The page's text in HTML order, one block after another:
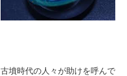
古墳時代の人々が助けを呼んで